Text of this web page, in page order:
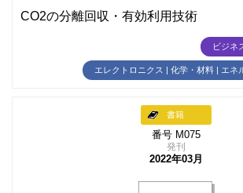
CO2の分離回収・有効利用技術
ビジネ
エレクトロニクス | 化学・材料 | エネ
書籍
番号 M075
発刊
2022年03月